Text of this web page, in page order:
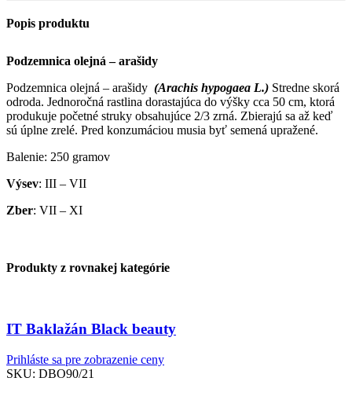
Popis produktu
Podzemnica olejná – arašidy
Podzemnica olejná – arašidy (Arachis hypogaea L.) Stredne skorá
odroda. Jednoročná rastlina dorastajúca do výšky cca 50 cm, ktorá
produkuje početné struky obsahujúce 2/3 zrná. Zbierajú sa až keď
sú úplne zrelé. Pred konzumáciou musia byť semená upražené.
Balenie: 250 gramov
Výsev: III – VII
Zber: VII – XI
Produkty z rovnakej kategórie
IT Baklažán Black beauty
Prihláste sa pre zobrazenie ceny
SKU: DBO90/21